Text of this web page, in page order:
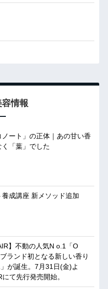
情報
ート」の正体｜あの甘い香
く「葉」でした
成講座 新メソッド追加
】不動の人気N o.1「O
ランド初となる新しい香り
」が誕生。7月31日(金)よ
て先行発売開始。